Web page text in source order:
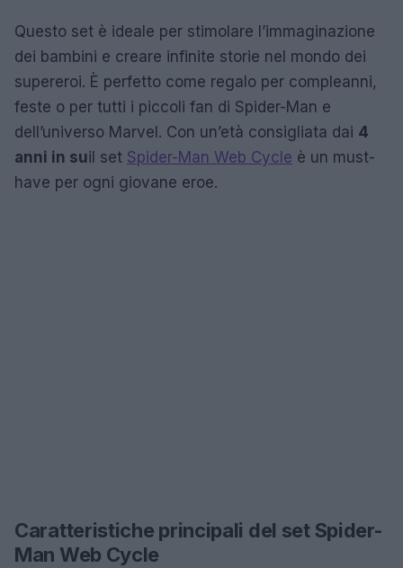
Questo set è ideale per stimolare l’immaginazione
dei bambini e creare infinite storie nel mondo dei
supereroi. È perfetto come regalo per compleanni,
feste o per tutti i piccoli fan di Spider-Man e
dell’universo Marvel. Con un’età consigliata dai 4
anni in suil set Spider-Man Web Cycle è un must-
have per ogni giovane eroe.
Caratteristiche principali del set Spider-
Man Web Cycle